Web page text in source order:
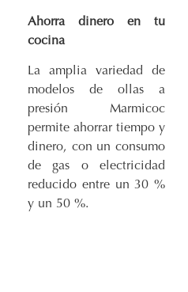
Ahorra dinero en tu
cocina
La amplia variedad de
modelos de ollas a
presión Marmicoc
permite ahorrar tiempo y
dinero, con un consumo
de gas o electricidad
reducido entre un 30 %
y un 50 %.